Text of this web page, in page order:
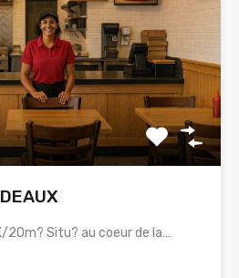
20m? Situ? au coeur de la…